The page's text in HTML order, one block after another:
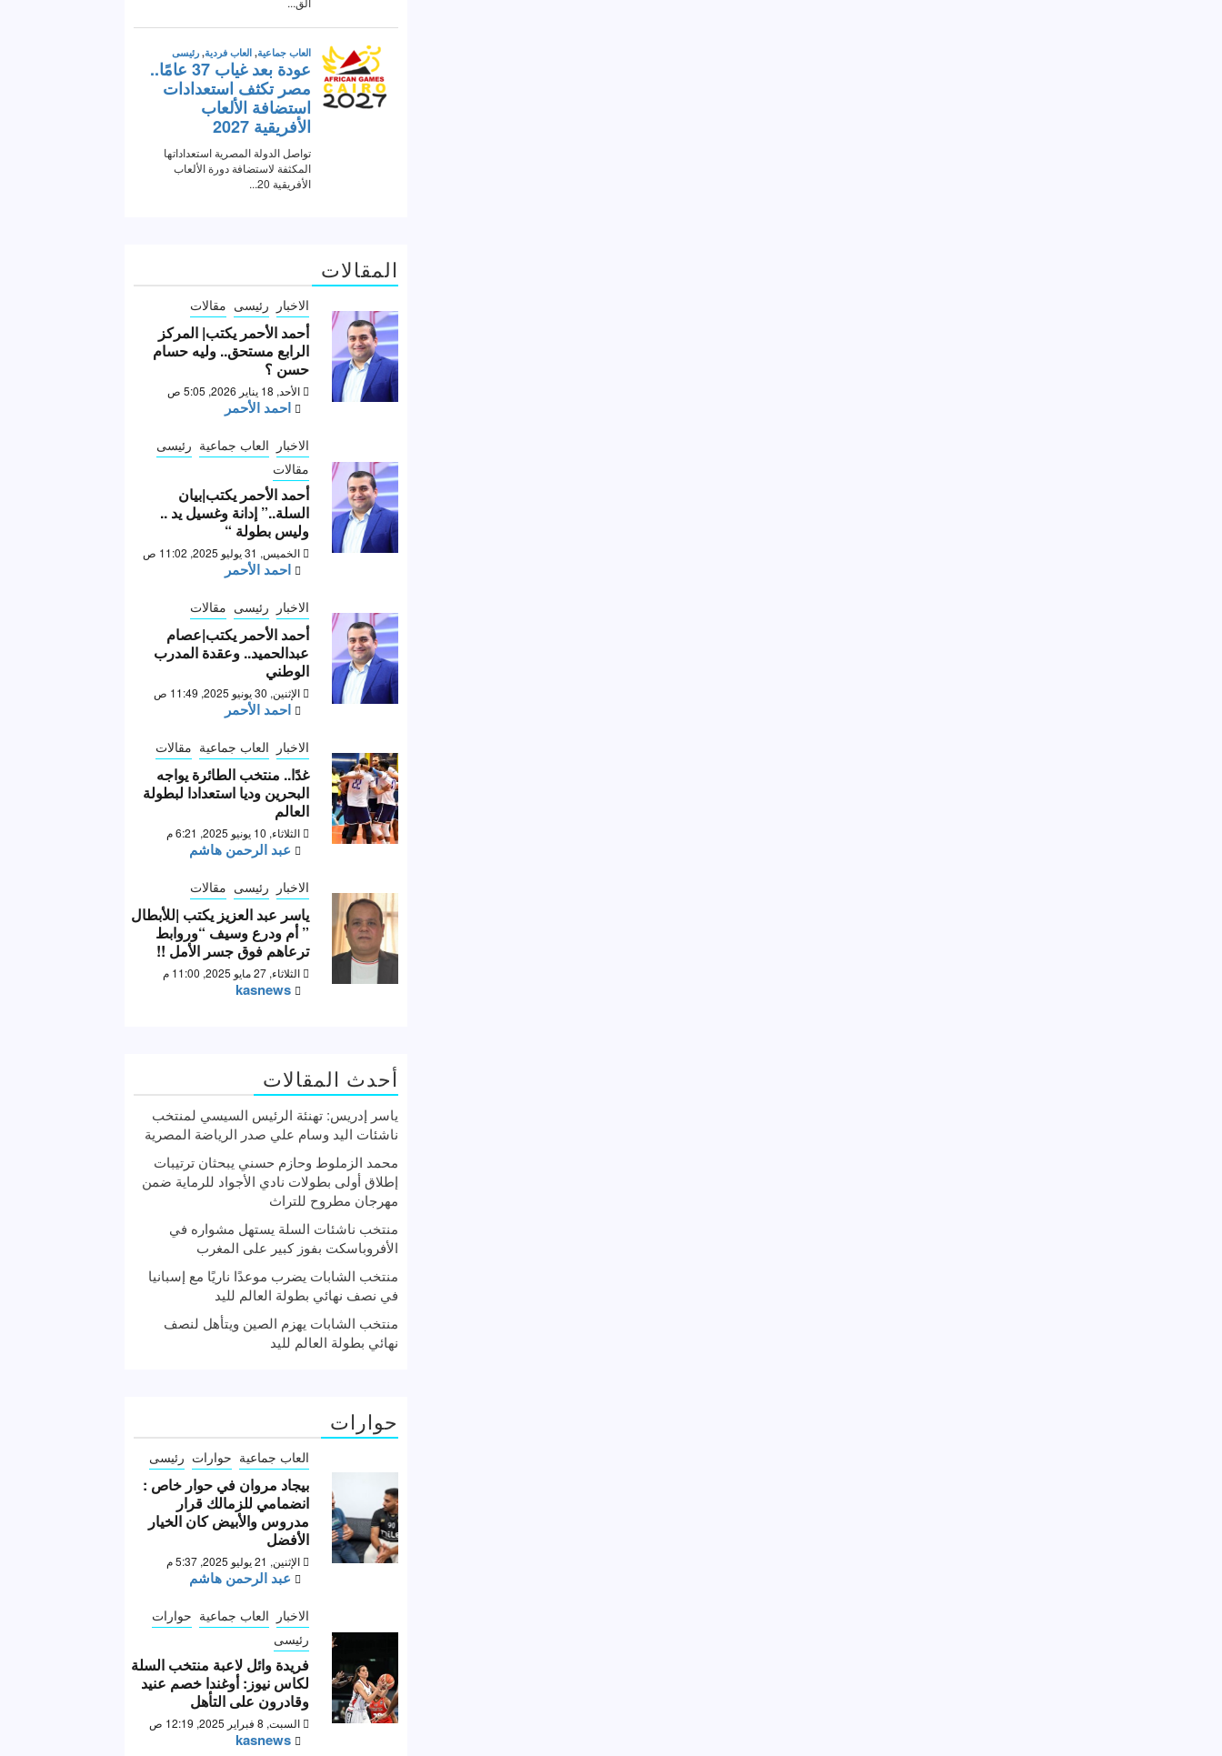
المقالات
الاخبار رئيسى مقالات
أحمد الأحمر يكتب| المركز
الرابع مستحق.. وليه حسام
حسن ؟
الأحد, 18 يناير 2026, 5:05 ص
احمد الأحمر
الاخبار العاب جماعية رئيسى
مقالات
أحمد الأحمر يكتب|بيان
السلة..” إدانة وغسيل يد ..
وليس بطولة “
الخميس, 31 يوليو 2025, 11:02 ص
احمد الأحمر
الاخبار رئيسى مقالات
أحمد الأحمر يكتب|عصام
عبدالحميد.. وعقدة المدرب
الوطني
الإثنين, 30 يونيو 2025, 11:49 ص
احمد الأحمر
الاخبار العاب جماعية مقالات
غدًا.. منتخب الطائرة يواجه
البحرين وديا استعدادا لبطولة
العالم
الثلاثاء, 10 يونيو 2025, 6:21 م
عبد الرحمن هاشم
الاخبار رئيسى مقالات
ياسر عبد العزيز يكتب |للأبطال
” أم ودرع وسيف “وروابط
ترعاهم فوق جسر الأمل !!
الثلاثاء, 27 مايو 2025, 11:00 م
kasnews
أحدث المقالات
ياسر إدريس: تهنئة الرئيس السيسي لمنتخب
ناشئات اليد وسام علي صدر الرياضة المصرية
محمد الزملوط وحازم حسني يبحثان ترتيبات
إطلاق أولى بطولات نادي الأجواد للرماية ضمن
مهرجان مطروح للتراث
منتخب ناشئات السلة يستهل مشواره في
الأفروباسكت بفوز كبير على المغرب
منتخب الشابات يضرب موعدًا ناريًا مع إسبانيا
في نصف نهائي بطولة العالم لليد
منتخب الشابات يهزم الصين ويتأهل لنصف
نهائي بطولة العالم لليد
حوارات
العاب جماعية حوارات رئيسى
بيجاد مروان في حوار خاص :
انضمامي للزمالك قرار
مدروس والأبيض كان الخيار
الأفضل
الإثنين, 21 يوليو 2025, 5:37 م
عبد الرحمن هاشم
الاخبار العاب جماعية حوارات
رئيسى
فريدة وائل لاعبة منتخب السلة
لكاس نيوز: أوغندا خصم عنيد
وقادرون على التأهل
السبت, 8 فبراير 2025, 12:19 ص
kasnews